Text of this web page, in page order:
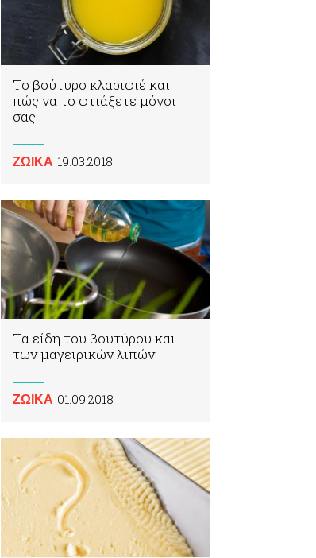
Το βούτυρο κλαριφιέ και
πώς να το φτιάξετε μόνοι
σας
ΖΩΙΚA 19.03.2018
Τα είδη του βουτύρου και
των μαγειρικών λιπών
ΖΩΙΚA 01.09.2018